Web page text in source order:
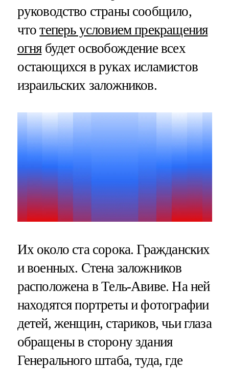
руководство страны сообщило,
чтотеперь условием прекращения
огнябудет освобождение всех
остающихся в руках исламистов
израильских заложников.
Их около ста сорока. Гражданских
и военных. Стена заложников
расположена в Тель-Авиве. На ней
находятся портреты и фотографии
детей, женщин, стариков, чьи глаза
обращены в сторону здания
Генерального штаба, туда, где